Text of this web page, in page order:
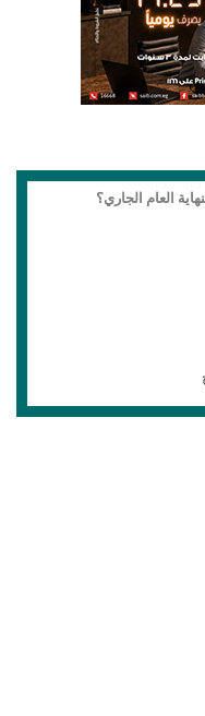
العام الجاري؟